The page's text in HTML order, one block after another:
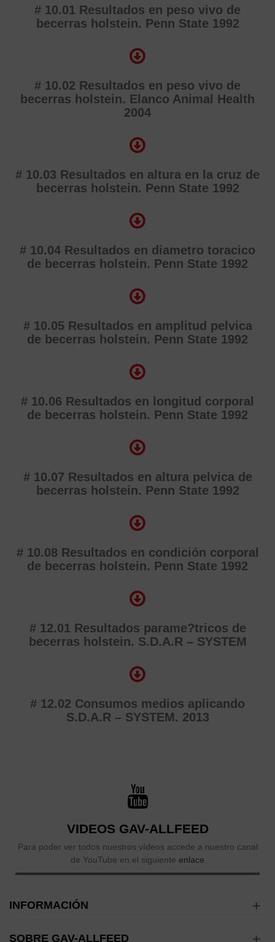
# 10.01 Resultados en peso vivo de
becerras holstein. Penn State 1992
# 10.02 Resultados en peso vivo de
becerras holstein. Elanco Animal Health
2004
# 10.03 Resultados en altura en la cruz de
becerras holstein. Penn State 1992
# 10.04 Resultados en diametro toracico
de becerras holstein. Penn State 1992
# 10.05 Resultados en amplitud pelvica
de becerras holstein. Penn State 1992
# 10.06 Resultados en longitud corporal
de becerras holstein. Penn State 1992
# 10.07 Resultados en altura pelvica de
becerras holstein. Penn State 1992
# 10.08 Resultados en condición corporal
de becerras holstein. Penn State 1992
# 12.01 Resultados parame?tricos de
becerras holstein. S.D.A.R – SYSTEM
# 12.02 Consumos medios aplicando
S.D.A.R – SYSTEM. 2013
VIDEOS GAV-ALLFEED
Para poder ver todos nuestros vídeos accede a nuestro canal
de YouTube en el siguiente enlace
INFORMACIÓN
SOBRE GAV-ALLFEED